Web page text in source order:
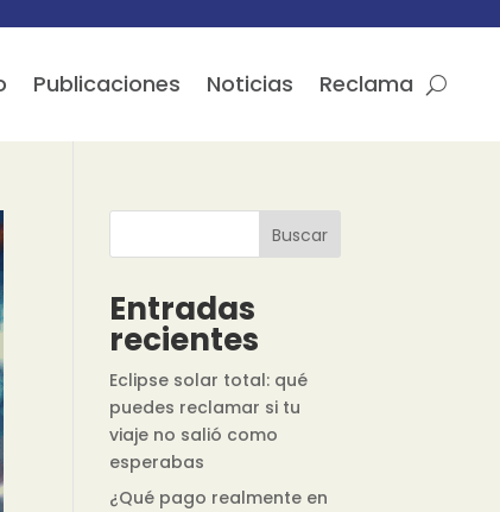
Publicaciones Noticias Reclama
Buscar
Entradas
recientes
Eclipse solar total: qué
puedes reclamar si tu
viaje no salió como
esperabas
¿Qué pago realmente en